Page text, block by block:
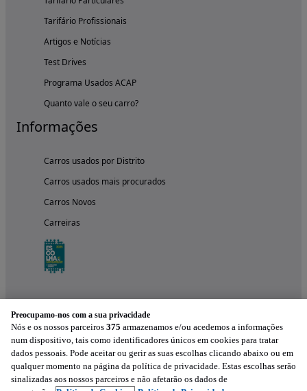
Tarifário Profissionais
Artigos e Notícias
Test Drives
Programa Usados ACAP
Quanto vale o seu carro?
Informações
Carros usados por Distrito
Carros usados mais procurados
Carros Novos
Carreiras
Experimenta a aplicação
Preocupamo-nos com a sua privacidade
Nós e os nossos parceiros 375 armazenamos e/ou acedemos a informações
num dispositivo, tais como identificadores únicos em cookies para tratar
dados pessoais. Pode aceitar ou gerir as suas escolhas clicando abaixo ou em
qualquer momento na página da política de privacidade. Estas escolhas serão
sinalizadas aos nossos parceiros e não afetarão os dados de